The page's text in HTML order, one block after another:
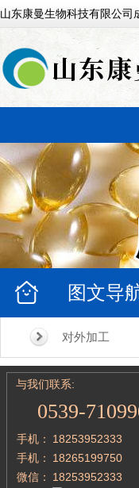
山东康曼生物科技有限公
图文导
对外加工
与我们联系:
0539-
手机：
18253952333
手机：
18265199750
微信：
18253952333